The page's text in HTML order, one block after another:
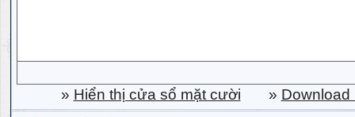
» Hiển thị cửa sổ mặt cười » Download